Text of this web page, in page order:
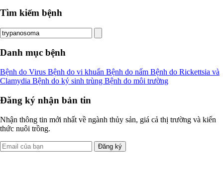
Tìm kiếm bệnh
Danh mục bệnh
Bệnh do Virus Bệnh do vi khuẩn Bệnh do nấm Bệnh do Rickettsia và
Clamydia Bệnh do ký sinh trùng Bệnh do môi trường
Đăng ký nhận bản tin
Nhận thông tin mới nhất về ngành thủy sản, giá cả thị trường và kiến
thức nuôi trồng.
Đăng ký